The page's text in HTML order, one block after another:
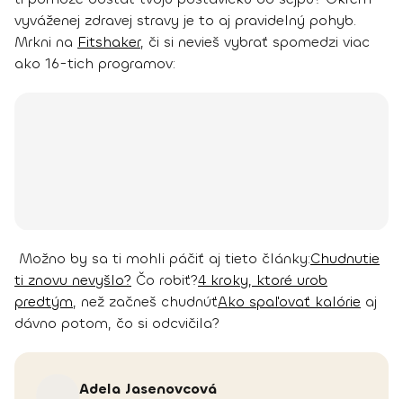
vyváženej zdravej stravy je to aj pravidelný pohyb.
Mrkni na Fitshaker, či si nevieš vybrať spomedzi viac
ako 16-tich programov:
Možno by sa ti mohli páčiť aj tieto články:Chudnutie
ti znovu nevyšlo? Čo robiť?4 kroky, ktoré urob
predtým, než začneš chudnúťAko spaľovať kalórie aj
dávno potom, čo si odcvičila?
Adela Jasenovcová